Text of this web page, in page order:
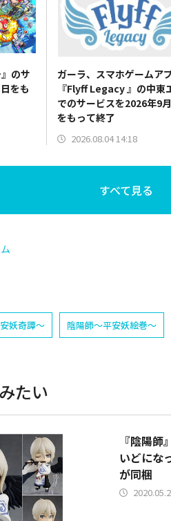
のサ
をも
ガーラ、スマホゲームア
『Flyff Legacy 』の中東
でのサービスを2026年9
をもって終了
2026.08.04 14:18
すべて見る
妖奇譚〜 陰陽師〜平安妖絵巻〜
たい
『陰陽
いどにな
が同梱